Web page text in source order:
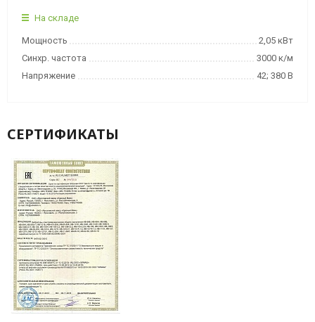
На складе
Мощность
2,05 кВт
Синхр. частота
3000 к/м
Напряжение
42; 380 В
СЕРТИФИКАТЫ